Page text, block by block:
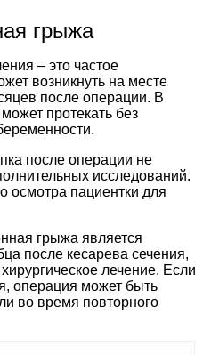
грыжа
– это частое
возникнуть на месте
после операции. В
протекать без
после операции не
исследований.
осмотра пациентки для
грыжа является
после кесарева сечения,
лечение. Если
операция может быть
во время повторного